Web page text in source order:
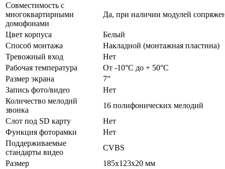
Совместимость с
многоквартирными
домофонами
Да, при наличии модулей
Цвет корпуса
Белый
Способ монтажа
Накладной (монтажная пластина)
Тревожный вход
Нет
Рабочая температура
От -10°С до + 50°С
Размер экрана
7”
Запись фото/видео
Нет
Количество мелодий
звонка
16 полифонических мелодий
Слот под SD карту
Нет
Функция фоторамки
Нет
Поддерживаемые
стандарты видео
CVBS
Размер
185x123x20 мм